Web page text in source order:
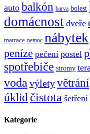
auto balkón barva bolest
domácnost dveře
matrace nemoc nábytek
peníze pečení postel
spotřebiče stromy
vodavýletyvětrání
úklidčistota šetření
Kategorie